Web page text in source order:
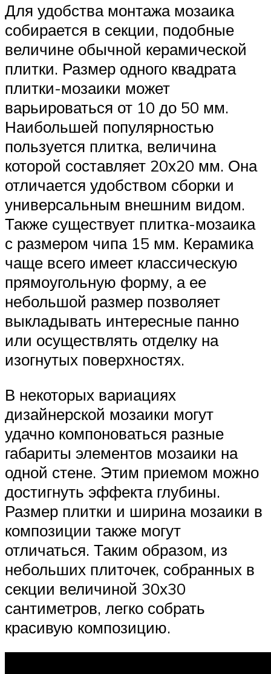
Для удобства монтажа мозаика
собирается в секции, подобные
величине обычной керамической
плитки. Размер одного квадрата
плитки-мозаики может
варьироваться от 10 до 50 мм.
Наибольшей популярностью
пользуется плитка, величина
которой составляет 20х20 мм. Она
отличается удобством сборки и
универсальным внешним видом.
Также существует плитка-мозаика
с размером чипа 15 мм. Керамика
чаще всего имеет классическую
прямоугольную форму, а ее
небольшой размер позволяет
выкладывать интересные панно
или осуществлять отделку на
изогнутых поверхностях.
В некоторых вариациях
дизайнерской мозаики могут
удачно компоноваться разные
габариты элементов мозаики на
одной стене. Этим приемом можно
достигнуть эффекта глубины.
Размер плитки и ширина мозаики в
композиции также могут
отличаться. Таким образом, из
небольших плиточек, собранных в
секции величиной 30х30
сантиметров, легко собрать
красивую композицию.